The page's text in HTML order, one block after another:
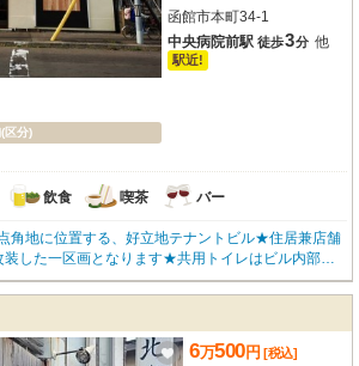
区分)
函館市本町34-1
中央病院前駅 徒歩3分 他
駅近!
飲食 喫茶 バー
角地に位置する、好立地テナントビル★住居兼店舗
装した一区画となります★共用トイレはビル内部に
たものです★内装はスケルトンでお好みの内装に改
寒冷地仕様の冷暖房エアコン付で快適な店舗★ まず
ノ★お問い合わせはOKハウス函館店(0138-85-8622)
6万500円 [税込]